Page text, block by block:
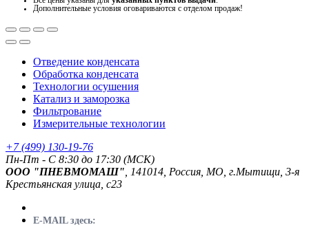
Дополнительные условия оговариваются с отделом продаж!
Отведение конденсата
Обработка конденсата
Технологии осушения
Катализ и заморозка
Фильтрование
Измерительные технологии
+7 (499) 130-19-76
Пн-Пт - C 8:30 до 17:30 (МСК)
ООО "ПНЕВМОМАШ" , 141014, Россия, МО, г.Мытищи, 3-я
Крестьянская улица, с23
E-MAIL здесь: